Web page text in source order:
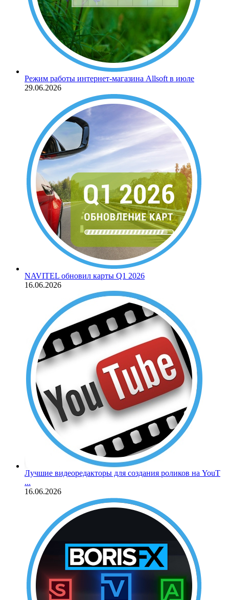
Режим работы интернет-магазина Allsoft в июле
29.06.2026
NAVITEL обновил карты Q1 2026
16.06.2026
Лучшие видеоредакторы для создания роликов на YouT
...
16.06.2026